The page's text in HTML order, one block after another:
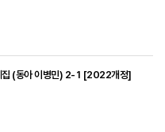
집 (동아 이병민) 2-1 [2022개정]